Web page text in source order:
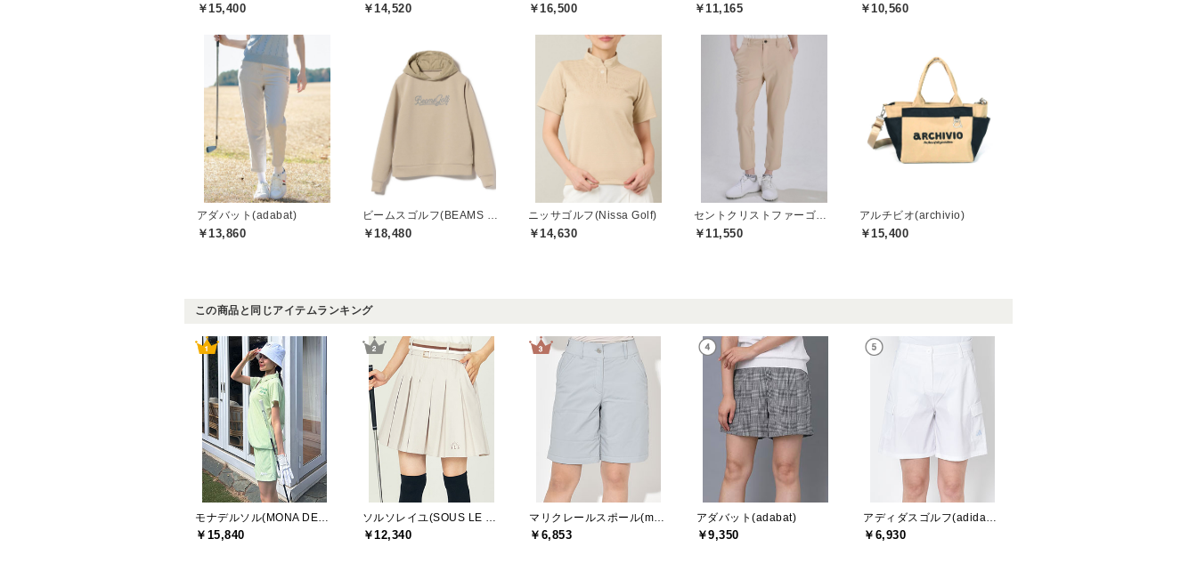
￥15,400 ￥14,520 ￥16,500 ￥11,165 ￥10,560
アダバット(adabat)
￥13,860 ￥18,480
ニッサゴルフ(Nissa Golf)
￥14,630 ￥11,550
アルチビオ(archivio)
￥15,400
この商品と同じアイテムランキング
￥15,840 ￥12,340 ￥6,853
アダバット(adabat)
￥9,350 ￥6,930